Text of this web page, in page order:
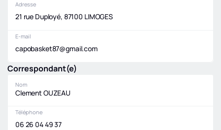
Adresse
21 rue Duployé, 87100 LIMOGES
E-mail
capobasket87@gmail.com
Correspondant(e)
Nom
Clement OUZEAU
Téléphone
06 26 04 49 37